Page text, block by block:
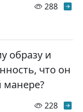
288
образу и
что он
манере?
228